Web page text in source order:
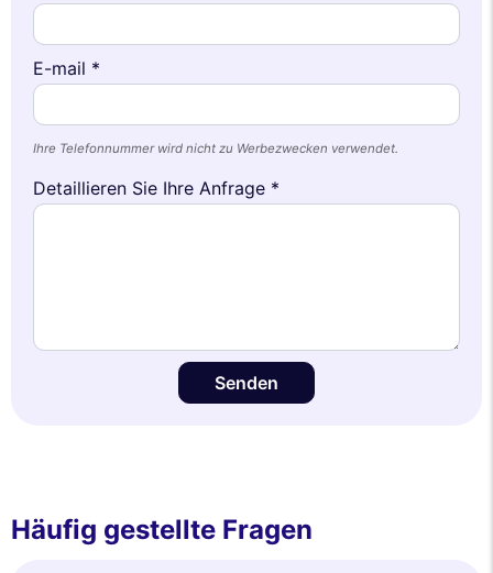
E-mail *
Ihre Telefonnummer wird nicht zu Werbezwecken verwendet.
Detaillieren Sie Ihre Anfrage *
Senden
Häufig gestellte Fragen